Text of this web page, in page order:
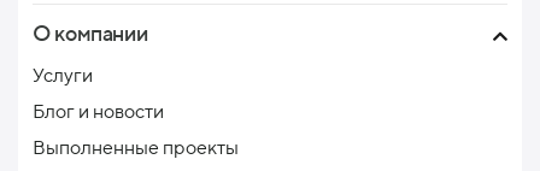
О компании
Услуги
Блог и новости
Выполненные проекты